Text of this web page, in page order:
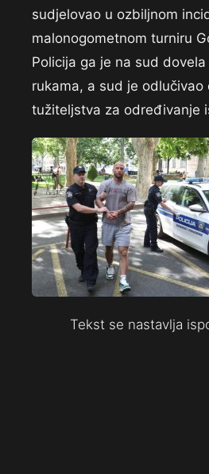
sudjelovao u ozbiljnom
malonogometnom turniru
Policija ga je na sud
rukama, a sud je odlučivao
tužiteljstva za određivanje
Tekst se nastavlja